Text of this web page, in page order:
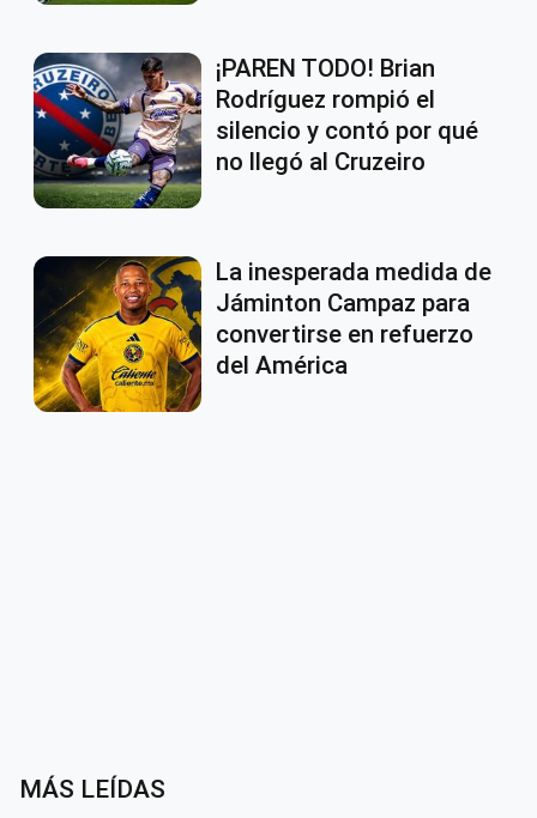
¡PAREN TODO! Brian
Rodríguez rompió el
silencio y contó por qué
no llegó al Cruzeiro
La inesperada medida de
Jáminton Campaz para
convertirse en refuerzo
del América
MÁS LEÍDAS